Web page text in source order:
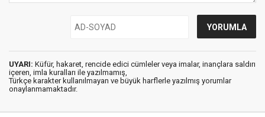
UYARI: Küfür, hakaret, rencide edici cümleler veya imalar, inançlara saldırı
içeren, imla kuralları ile yazılmamış,
Türkçe karakter kullanılmayan ve büyük harflerle yazılmış yorumlar
onaylanmamaktadır.